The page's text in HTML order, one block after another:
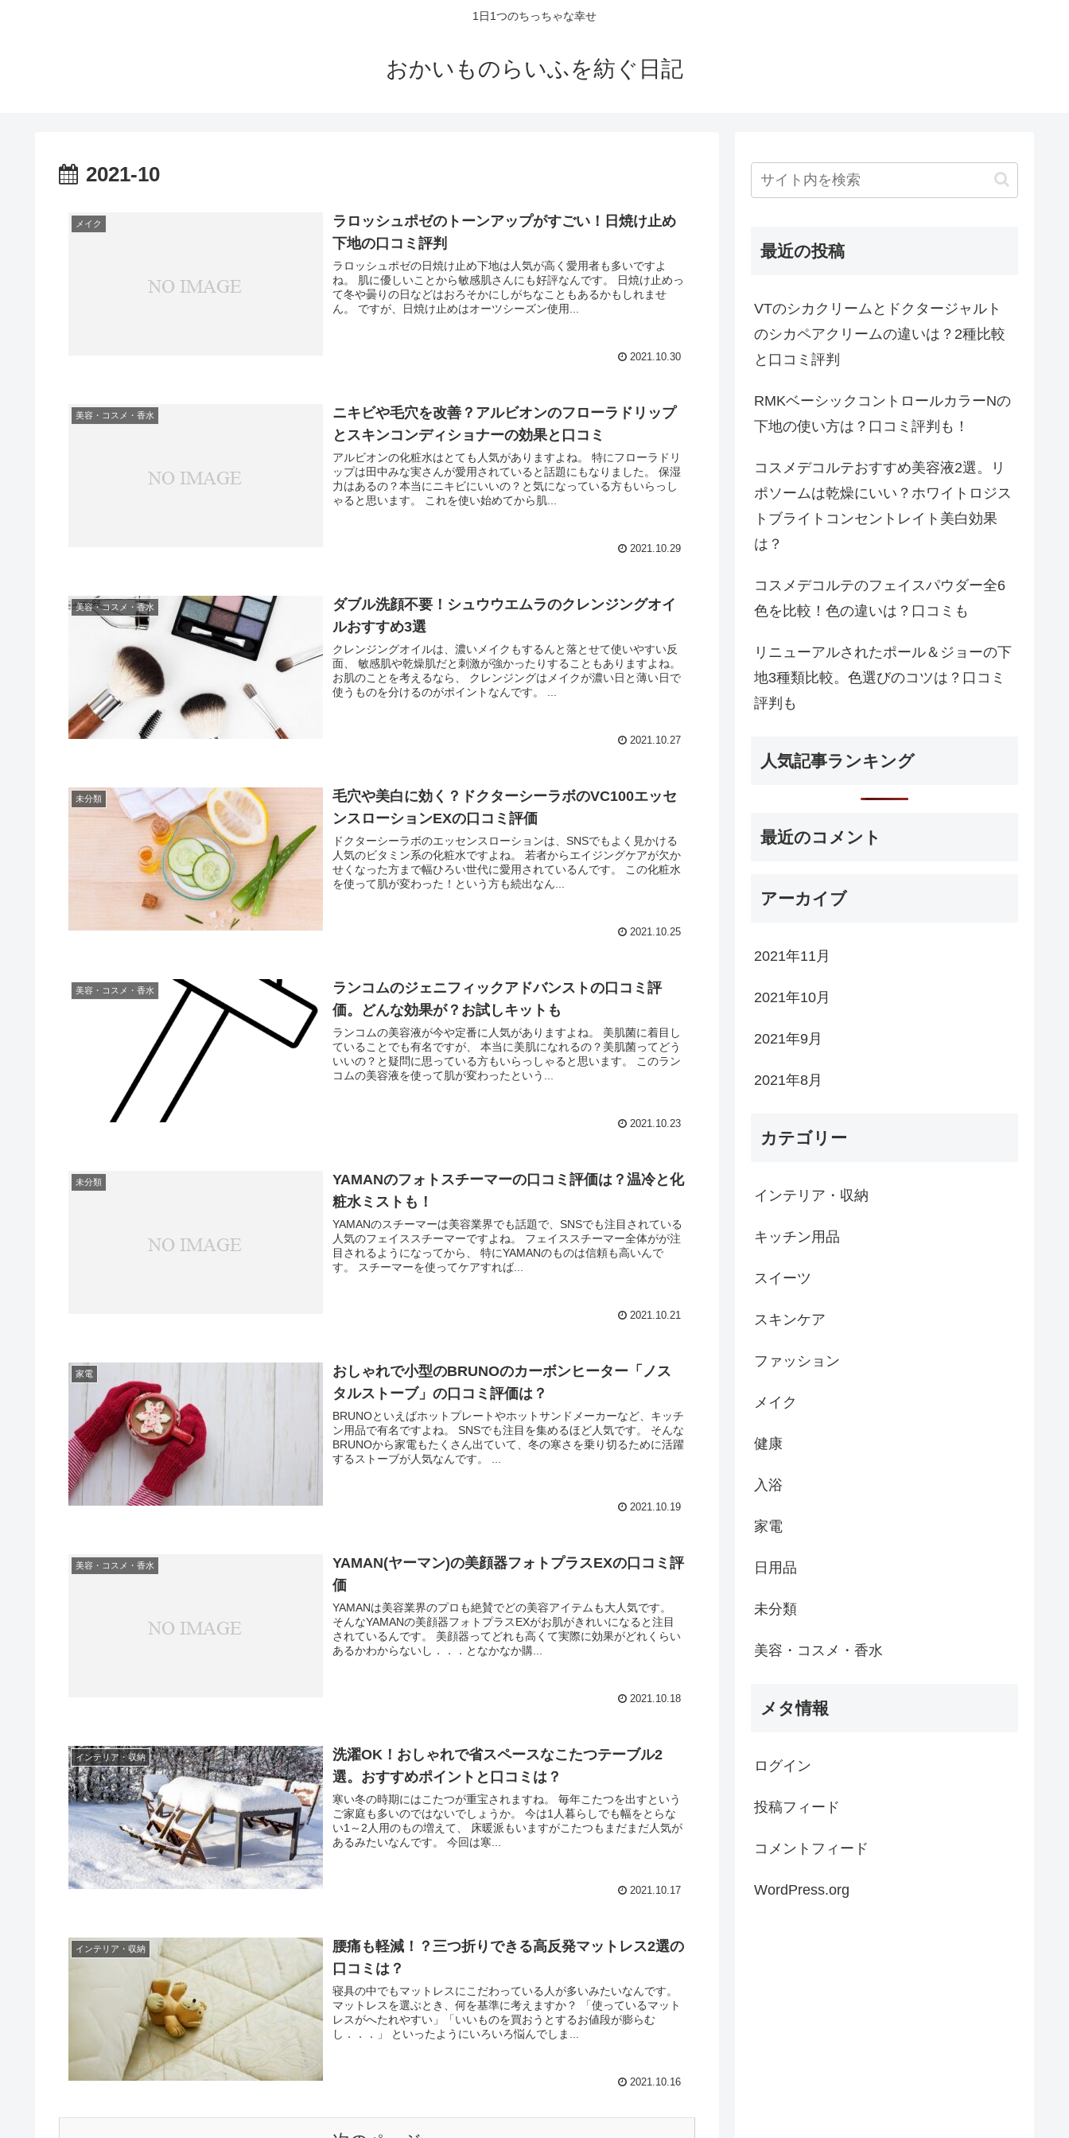
1日1つのちっちゃな幸せ
おかいものらいふを紡ぐ日記
2021-10
メイク
ラロッシュポゼのトーンアップがすごい！日焼け止め
下地の口コミ評判
ラロッシュポゼの日焼け止め下地は人気が高く愛用者も多いですよ
ね。 肌に優しいことから敏感肌さんにも好評なんです。 日焼け止めっ
て冬や曇りの日などはおろそかにしがちなこともあるかもしれませ
ん。 ですが、日焼け止めはオーツシーズン使用...
2021.10.30
美容・コスメ・香水
ニキビや毛穴を改善？アルビオンのフローラドリップ
とスキンコンディショナーの効果と口コミ
アルビオンの化粧水はとても人気がありますよね。 特にフローラドリ
ップは田中みな実さんが愛用されていると話題にもなりました。 保湿
力はあるの？本当にニキビにいいの？と気になっている方もいらっし
ゃると思います。 これを使い始めてから肌...
2021.10.29
美容・コスメ・香水
ダブル洗顔不要！シュウウエムラのクレンジングオイ
ルおすすめ3選
クレンジングオイルは、濃いメイクもするんと落とせて使いやすい反
面、 敏感肌や乾燥肌だと刺激が強かったりすることもありますよね。
お肌のことを考えるなら、 クレンジングはメイクが濃い日と薄い日で
使うものを分けるのがポイントなんです。 ...
2021.10.27
未分類
毛穴や美白に効く？ドクターシーラボのVC100エッセ
ンスローションEXの口コミ評価
ドクターシーラボのエッセンスローションは、SNSでもよく見かける
人気のビタミン系の化粧水ですよね。 若者からエイジングケアが欠か
せくなった方まで幅ひろい世代に愛用されているんです。 この化粧水
を使って肌が変わった！という方も続出なん...
2021.10.25
美容・コスメ・香水
ランコムのジェニフィックアドバンストの口コミ評
価。どんな効果が？お試しキットも
ランコムの美容液が今や定番に人気がありますよね。 美肌菌に着目し
ていることでも有名ですが、 本当に美肌になれるの？美肌菌ってどう
いいの？と疑問に思っている方もいらっしゃると思います。 このラン
コムの美容液を使って肌が変わったという...
2021.10.23
未分類
YAMANのフォトスチーマーの口コミ評価は？温冷と化
粧水ミストも！
YAMANのスチーマーは美容業界でも話題で、SNSでも注目されている
人気のフェイススチーマーですよね。 フェイススチーマー全体がが注
目されるようになってから、 特にYAMANのものは信頼も高いんで
す。 スチーマーを使ってケアすれば...
2021.10.21
家電
おしゃれで小型のBRUNOのカーボンヒーター「ノス
タルストーブ」の口コミ評価は？
BRUNOといえばホットプレートやホットサンドメーカーなど、キッチ
ン用品で有名ですよね。 SNSでも注目を集めるほど人気です。 そんな
BRUNOから家電もたくさん出ていて、冬の寒さを乗り切るために活躍
するストーブが人気なんです。 ...
2021.10.19
美容・コスメ・香水
YAMAN(ヤーマン)の美顔器フォトプラスEXの口コミ評
価
YAMANは美容業界のプロも絶賛でどの美容アイテムも大人気です。
そんなYAMANの美顔器フォトプラスEXがお肌がきれいになると注目
されているんです。 美顔器ってどれも高くて実際に効果がどれくらい
あるかわからないし．．．となかなか購...
2021.10.18
インテリア・収納
洗濯OK！おしゃれで省スペースなこたつテーブル2
選。おすすめポイントと口コミは？
寒い冬の時期にはこたつが重宝されますね。 毎年こたつを出すという
ご家庭も多いのではないでしょうか。 今は1人暮らしでも幅をとらな
い1～2人用のもの増えて、 床暖派もいますがこたつもまだまだ人気が
あるみたいなんです。 今回は寒...
2021.10.17
インテリア・収納
腰痛も軽減！？三つ折りできる高反発マットレス2選の
口コミは？
寝具の中でもマットレスにこだわっている人が多いみたいなんです。
マットレスを選ぶとき、何を基準に考えますか？ 「使っているマット
レスがへたれやすい」「いいものを買おうとするお値段が膨らむ
し．．．」 といったようにいろいろ悩んでしま...
2021.10.16
最近の投稿
VTのシカクリームとドクタージャルト
のシカペアクリームの違いは？2種比較
と口コミ評判
RMKベーシックコントロールカラーNの
下地の使い方は？口コミ評判も！
コスメデコルテおすすめ美容液2選。リ
ポソームは乾燥にいい？ホワイトロジス
トブライトコンセントレイト美白効果
は？
コスメデコルテのフェイスパウダー全6
色を比較！色の違いは？口コミも
リニューアルされたポール＆ジョーの下
地3種類比較。色選びのコツは？口コミ
評判も
人気記事ランキング
最近のコメント
アーカイブ
2021年11月
2021年10月
2021年9月
2021年8月
カテゴリー
インテリア・収納
キッチン用品
スイーツ
スキンケア
ファッション
メイク
健康
入浴
家電
日用品
未分類
美容・コスメ・香水
メタ情報
ログイン
投稿フィード
コメントフィード
WordPress.org